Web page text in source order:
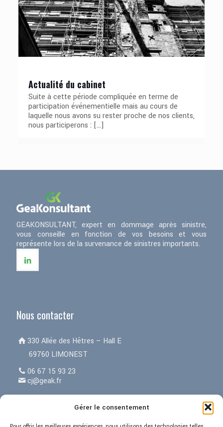
Gérer le consentement
Actualité du cabinet
Suite à cette période compliquée en terme de
participation événementielle mais au cours de
laquelle nous avons su rester proche de nos clients,
nous participerons : […]
GEAKONSULTANT, expert en dommage après sinistre,
vous conseille en fonction de vos besoins et vous
représente lors de la survenance de sinistres importants.
Nous contacter
330 Allée des Hêtres – Hall E
69760 LIMONEST
06 67 15 93 23
cj@geak.fr